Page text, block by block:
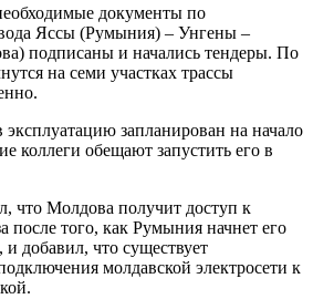
документы по
Яссы (Румыния) – Унгены –
подписаны и начались тендеры. По
на семи участках трассы
запланирован на начало
коллеги обещают запустить его в
что Молдова получит доступ к
после того, как Румыния начнет его
добавил, что существует
молдавской электросети к